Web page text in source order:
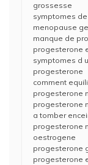
grossesse
symptomes
menopause
manque de
progesterone
symptomes d
progesterone
comment
progesterone
progesterone
a tomber
progesterone
oestrogene
progesterone
progesterone